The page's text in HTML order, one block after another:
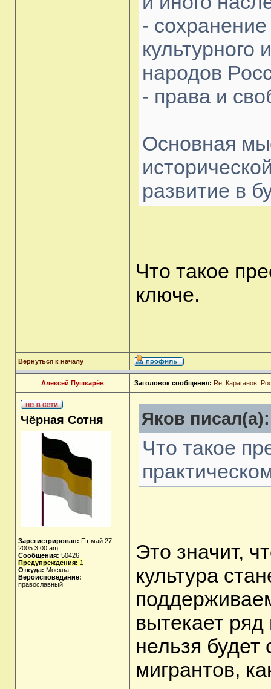
-
культурного
народов
- права и
Основная
развитие в
Что такое
ключе.
Вернуться к началу
Алексей Пушкарёв Заголовок сообщения: Re: Караганов:
Чёрная Сотня
Зарегистрирован: Пт май 27,
2005 3:00 am
Сообщения: 50426
Предупреждения: 1
Откуда: Москва
Вероисповедание:
православный
Яков писал(а):
Что такое
Это значит,
культура
вытекает
нельзя будет
мигрантов,